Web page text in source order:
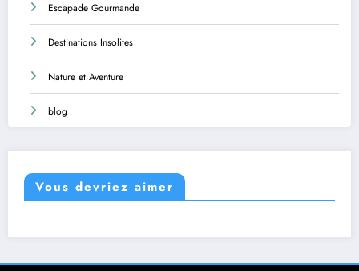
Escapade Gourmande
Destinations Insolites
Nature et Aventure
blog
Vous devriez aimer